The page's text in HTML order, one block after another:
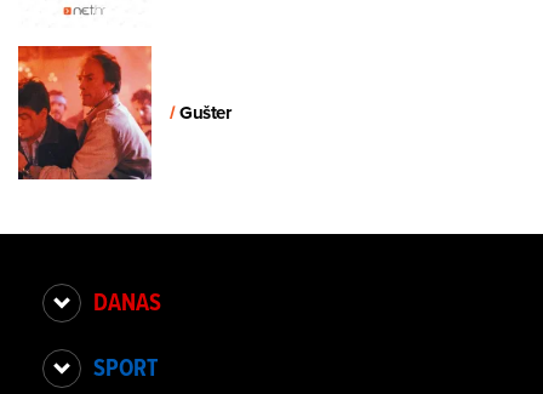
/Gušter
DANAS
SPORT